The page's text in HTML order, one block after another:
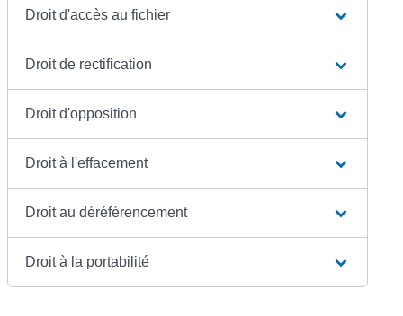
Droit d'accès au fichier
Droit de rectification
Droit d'opposition
Droit à l'effacement
Droit au déréférencement
Droit à la portabilité